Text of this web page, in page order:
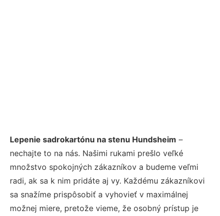
Lepenie sadrokartónu na stenu Hundsheim –
nechajte to na nás. Našimi rukami prešlo veľké
množstvo spokojných zákazníkov a budeme veľmi
radi, ak sa k nim pridáte aj vy. Každému zákazníkovi
sa snažíme prispôsobiť a vyhovieť v maximálnej
možnej miere, pretože vieme, že osobný prístup je